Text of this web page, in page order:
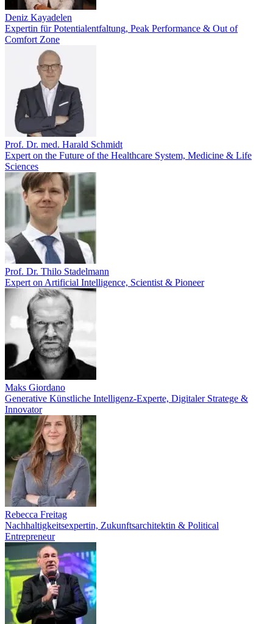
Deniz Kayadelen
Expertin für Potentialentfaltung, Peak Performance & Out of
Comfort Zone
Prof. Dr. med. Harald Schmidt
Expert on the Future of the Healthcare System, Medicine & Life
Sciences
Prof. Dr. Thilo Stadelmann
Expert on Artificial Intelligence, Scientist & Pioneer
Maks Giordano
Generative Künstliche Intelligenz-Experte, Digitaler Stratege &
Innovator
Rebecca Freitag
Nachhaltigkeitsexpertin, Zukunftsarchitektin & Political
Entrepreneur